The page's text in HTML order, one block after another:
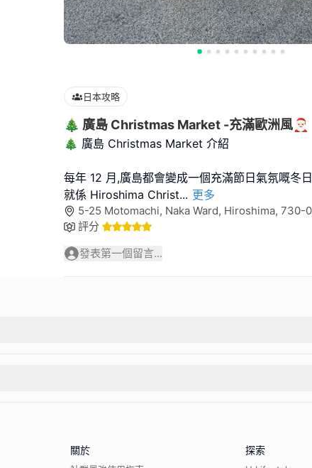
日本攻略
🎄 廣島 Christmas Market -充滿歐洲風🎅🏻
🎄 廣島 Christmas Market 介紹
每年 12 月,廣島都會變成一個充滿節日氣氛嘅冬
就係 Hiroshima Christ... 更多
5-25 Motomachi, Naka Ward, Hiroshima, 730-
評分
發表第一個留言...
關於 探索